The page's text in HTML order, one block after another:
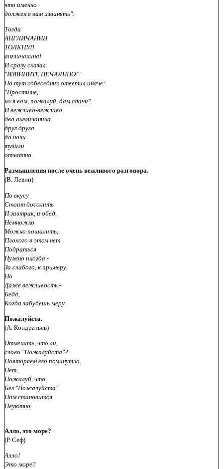
что именно
должен я вам извинять".
Тогда
АНГЛИЧАНИН
ТОЛКНУЛ
англичанина!
И сразу сказал:
"ИЗВИНИТЕ НЕЧАЯННО!"
Но тут собеседник ответил иначе:
"Простите,
но я вам, пожалуй, дам сдачи".
И вежливо-вежливо
два англичанина
друг друга
до ночи
тузили
отчаянно.
Размышления после очень вежливого разговора.
(В. Левин)
По вкусу
Стоит досолить
И завтрак, и обед.
Немножко
Можно пошалить,
Плохого в этом нет.
Подраться
Нужно иногда -
За слабого, к примеру.
Но
Даже вежливость -
Беда,
Когда забудешь меру.
Пожалуйста.
(А. Кондратьев)
Отменить, что ли,
слово "Пожалуйста"?
Повторяем его поминутно.
Нет,
Пожалуй, что
Без "Пожалуйста"
Нам становится
Неуютно.
Алло, это море?
(Р. Сеф)
Алло!
Это море?